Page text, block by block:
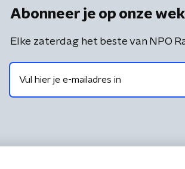
Abonneer je op onze
Elke zaterdag het beste van NPO